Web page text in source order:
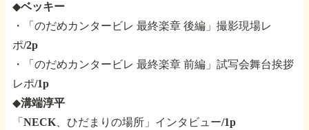
◆ベッキー
・「のだめカンタービレ 最終楽章 後編」撮影現場レ
ポ/2p
・「のだめカンタービレ 最終楽章 前編」試写会舞台挨拶
レポ/1p
◆溝端淳平
「NECK、ひだまりの場所」インタビュー/1p